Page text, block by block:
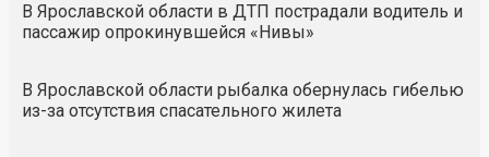
В Ярославской области в ДТП пострадали водитель и
пассажир опрокинувшейся «Нивы»
В Ярославской области рыбалка обернулась гибелью
из-за отсутствия спасательного жилета